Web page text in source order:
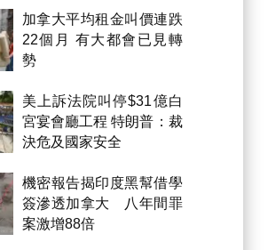
加拿大平均租金叫價連跌
22個月 有大都會已見轉
勢
美上訴法院叫停$31億白
宮宴會廳工程 特朗普：裁
決危及國家安全
機密報告揭印度黑幫借學
簽滲透加拿大 八年間罪
案激增88倍